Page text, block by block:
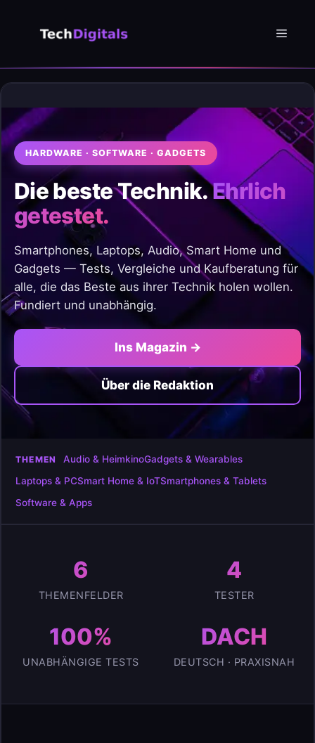
Menü
HARDWARE · SOFTWARE · GADGETS
Die beste Technik.Ehrlich
getestet.
Smartphones, Laptops, Audio, Smart Home und
Gadgets — Tests, Vergleiche und Kaufberatung für
alle, die das Beste aus ihrer Technik holen wollen.
Fundiert und unabhängig.
Ins Magazin →
Über die Redaktion
THEMEN Audio & HeimkinoGadgets & Wearables
Laptops & PCSmart Home & IoTSmartphones & Tablets
Software & Apps
6
THEMENFELDER
4
TESTER
100%
UNABHÄNGIGE TESTS
DACH
DEUTSCH · PRAXISNAH